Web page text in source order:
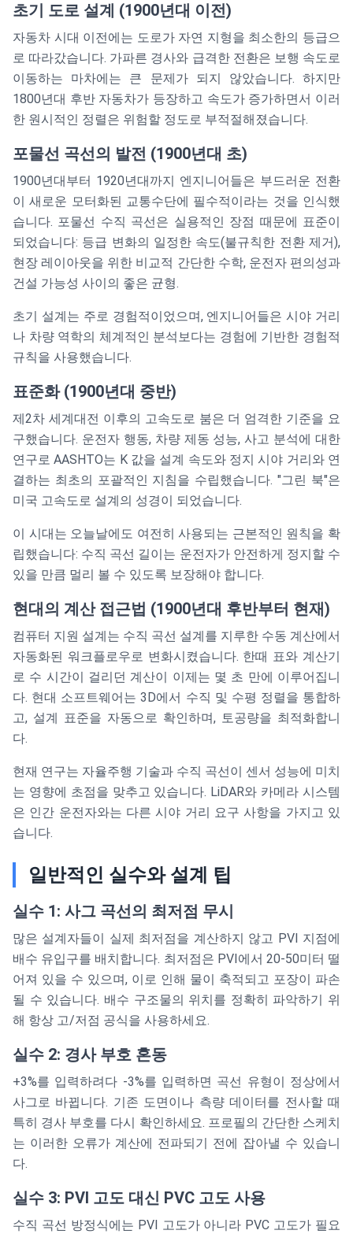
초기 도로 설계 (1900년대 이전)
자동차 시대 이전에는 도로가 자연 지형을 최소한의 등급으
로 따라갔습니다. 가파른 경사와 급격한 전환은 보행 속도로
이동하는 마차에는 큰 문제가 되지 않았습니다. 하지만
1800년대 후반 자동차가 등장하고 속도가 증가하면서 이러
한 원시적인 정렬은 위험할 정도로 부적절해졌습니다.
포물선 곡선의 발전 (1900년대 초)
1900년대부터 1920년대까지 엔지니어들은 부드러운 전환
이 새로운 모터화된 교통수단에 필수적이라는 것을 인식했
습니다. 포물선 수직 곡선은 실용적인 장점 때문에 표준이
되었습니다: 등급 변화의 일정한 속도(불규칙한 전환 제거),
현장 레이아웃을 위한 비교적 간단한 수학, 운전자 편의성과
건설 가능성 사이의 좋은 균형.
초기 설계는 주로 경험적이었으며, 엔지니어들은 시야 거리
나 차량 역학의 체계적인 분석보다는 경험에 기반한 경험적
규칙을 사용했습니다.
표준화 (1900년대 중반)
제2차 세계대전 이후의 고속도로 붐은 더 엄격한 기준을 요
구했습니다. 운전자 행동, 차량 제동 성능, 사고 분석에 대한
연구로 AASHTO는 K 값을 설계 속도와 정지 시야 거리와 연
결하는 최초의 포괄적인 지침을 수립했습니다. "그린 북"은
미국 고속도로 설계의 성경이 되었습니다.
이 시대는 오늘날에도 여전히 사용되는 근본적인 원칙을 확
립했습니다: 수직 곡선 길이는 운전자가 안전하게 정지할 수
있을 만큼 멀리 볼 수 있도록 보장해야 합니다.
현대의 계산 접근법 (1900년대 후반부터 현재)
컴퓨터 지원 설계는 수직 곡선 설계를 지루한 수동 계산에서
자동화된 워크플로우로 변화시켰습니다. 한때 표와 계산기
로 수 시간이 걸리던 계산이 이제는 몇 초 만에 이루어집니
다. 현대 소프트웨어는 3D에서 수직 및 수평 정렬을 통합하
고, 설계 표준을 자동으로 확인하며, 토공량을 최적화합니
다.
현재 연구는 자율주행 기술과 수직 곡선이 센서 성능에 미치
는 영향에 초점을 맞추고 있습니다. LiDAR와 카메라 시스템
은 인간 운전자와는 다른 시야 거리 요구 사항을 가지고 있
습니다.
일반적인 실수와 설계 팁
실수 1: 사그 곡선의 최저점 무시
많은 설계자들이 실제 최저점을 계산하지 않고 PVI 지점에
배수 유입구를 배치합니다. 최저점은 PVI에서 20-50미터 떨
어져 있을 수 있으며, 이로 인해 물이 축적되고 포장이 파손
될 수 있습니다. 배수 구조물의 위치를 정확히 파악하기 위
해 항상 고/저점 공식을 사용하세요.
실수 2: 경사 부호 혼동
+3%를 입력하려다 -3%를 입력하면 곡선 유형이 정상에서
사그로 바뀝니다. 기존 도면이나 측량 데이터를 전사할 때
특히 경사 부호를 다시 확인하세요. 프로필의 간단한 스케치
는 이러한 오류가 계산에 전파되기 전에 잡아낼 수 있습니
다.
실수 3: PVI 고도 대신 PVC 고도 사용
수직 곡선 방정식에는 PVI 고도가 아니라 PVC 고도가 필요